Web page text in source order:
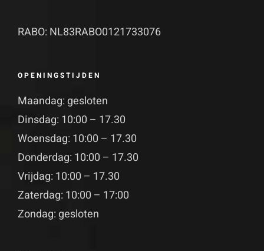
RABO: NL83RABO0121733076
OPENINGSTIJDEN
Maandag: gesloten
Dinsdag: 10:00 – 17.30
Woensdag: 10:00 – 17.30
Donderdag: 10:00 – 17.30
Vrijdag: 10:00 – 17.30
Zaterdag: 10:00 – 17:00
Zondag: gesloten